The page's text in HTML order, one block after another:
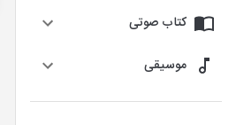
کتاب صوتی
موسیقی